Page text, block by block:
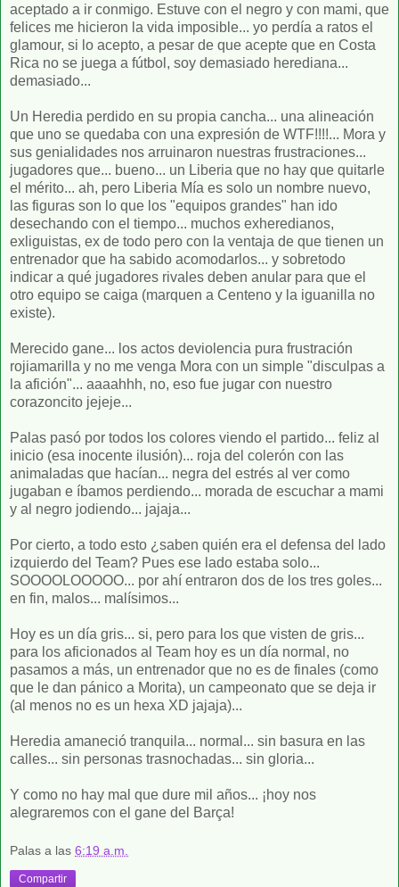
aceptado a ir conmigo. Estuve con el negro y con mami, que
felices me hicieron la vida imposible... yo perdía a ratos el
glamour, si lo acepto, a pesar de que acepte que en Costa
Rica no se juega a fútbol, soy demasiado herediana...
demasiado...
Un Heredia perdido en su propia cancha... una alineación
que uno se quedaba con una expresión de WTF!!!!... Mora y
sus genialidades nos arruinaron nuestras frustraciones...
jugadores que... bueno... un Liberia que no hay que quitarle
el mérito... ah, pero Liberia Mía es solo un nombre nuevo,
las figuras son lo que los "equipos grandes" han ido
desechando con el tiempo... muchos exheredianos,
exliguistas, ex de todo pero con la ventaja de que tienen un
entrenador que ha sabido acomodarlos... y sobretodo
indicar a qué jugadores rivales deben anular para que el
otro equipo se caiga (marquen a Centeno y la iguanilla no
existe).
Merecido gane... los actos deviolencia pura frustración
rojiamarilla y no me venga Mora con un simple "disculpas a
la afición"... aaaahhh, no, eso fue jugar con nuestro
corazoncito jejeje...
Palas pasó por todos los colores viendo el partido... feliz al
inicio (esa inocente ilusión)... roja del colerón con las
animaladas que hacían... negra del estrés al ver como
jugaban e íbamos perdiendo... morada de escuchar a mami
y al negro jodiendo... jajaja...
Por cierto, a todo esto ¿saben quién era el defensa del lado
izquierdo del Team? Pues ese lado estaba solo...
SOOOOLOOOOO... por ahí entraron dos de los tres goles...
en fin, malos... malísimos...
Hoy es un día gris... si, pero para los que visten de gris...
para los aficionados al Team hoy es un día normal, no
pasamos a más, un entrenador que no es de finales (como
que le dan pánico a Morita), un campeonato que se deja ir
(al menos no es un hexa XD jajaja)...
Heredia amaneció tranquila... normal... sin basura en las
calles... sin personas trasnochadas... sin gloria...
Y como no hay mal que dure mil años... ¡hoy nos
alegraremos con el gane del Barça!
Palas a las 6:19 a.m.
Compartir